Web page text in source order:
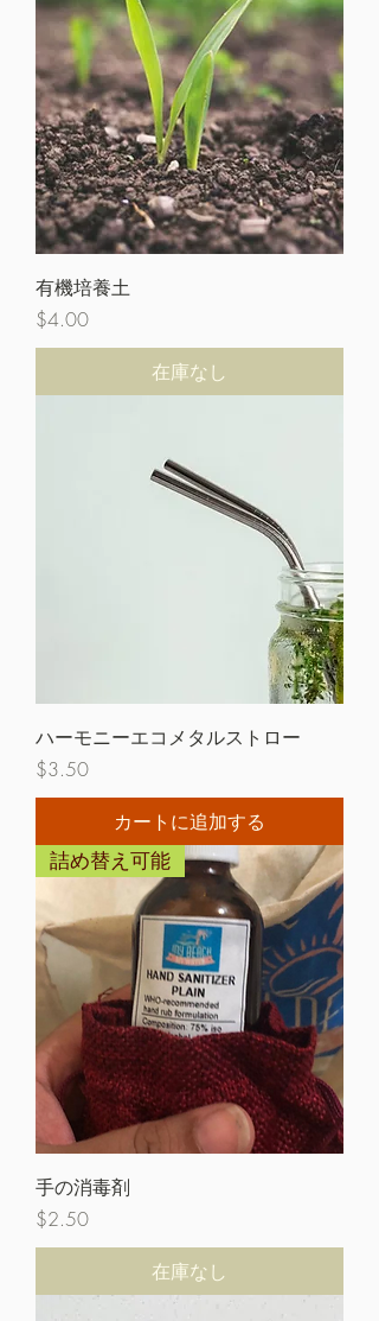
有機培養土
価格
$4.00
在庫なし
ハーモニーエコメタルストロー
価格
$3.50
カートに追加する
詰め替え可能
手の消毒剤
価格
$2.50
在庫なし